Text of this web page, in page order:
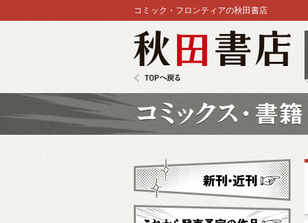
コミック・フロンティアの秋田書店
新刊・近刊